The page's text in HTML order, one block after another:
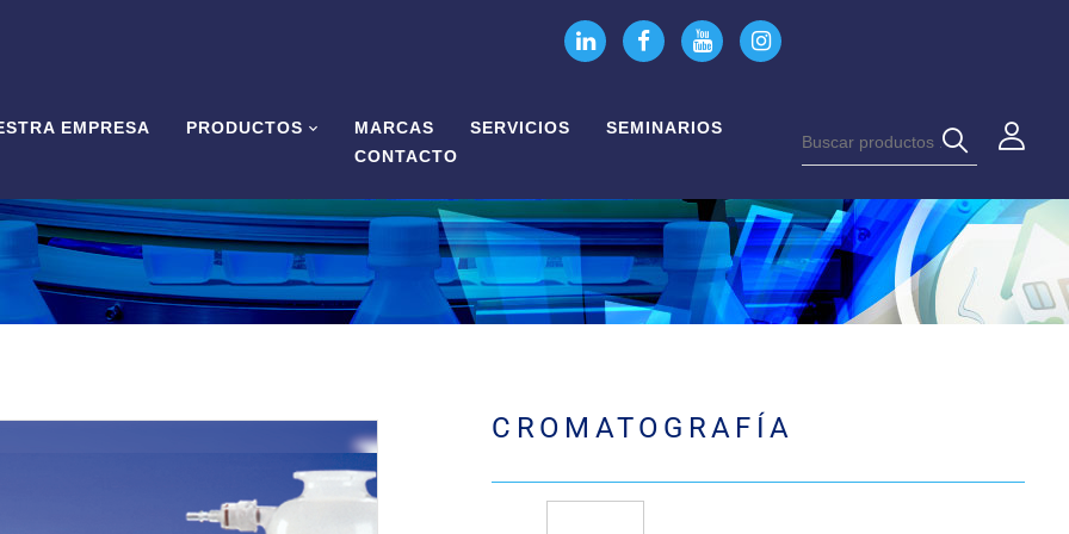
EMPRESA PRODUCTOS MARCAS SERVICIOS
SEMINARIOS
CONTACTO
CROMATOGRAFÍA